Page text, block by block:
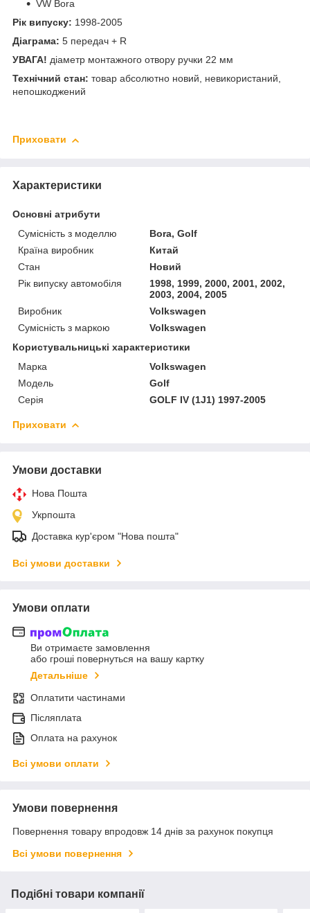
VW Bora
Рік випуску: 1998-2005
Діаграма: 5 передач + R
УВАГА! діаметр монтажного отвору ручки 22 мм
Технічний стан: товар абсолютно новий, невикористаний,
непошкоджений
Приховати
Характеристики
Основні атрибути
Сумісність з моделлю
Bora, Golf
Країна виробник
Китай
Стан
Новий
Рік випуску автомобіля
1998, 1999, 2000, 2001, 2002,
2003, 2004, 2005
Виробник
Volkswagen
Сумісність з маркою
Volkswagen
Користувальницькі характеристики
Марка
Volkswagen
Модель
Golf
Серія
GOLF IV (1J1) 1997-2005
Приховати
Умови доставки
Нова Пошта
Укрпошта
Доставка кур'єром "Нова пошта"
Всі умови доставки
Умови оплати
Ви отримаєте замовлення
або гроші повернуться на вашу картку
Детальніше
Оплатити частинами
Післяплата
Оплата на рахунок
Всі умови оплати
Умови повернення
Повернення товару впродовж 14 днів за рахунок покупця
Всі умови повернення
Подібні товари компанії